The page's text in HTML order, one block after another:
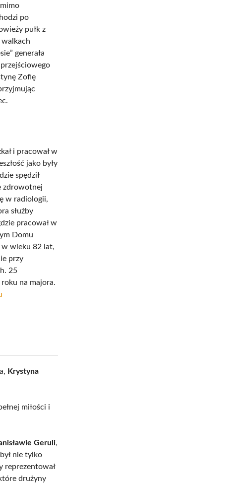
po
pułk z
walkach
generała
Zofię
i pracował w
jako były
spędził
zdrowotnej
w radiologii,
służby
pracował w
Domu
w wieku 82 lat,
przy
25
na majora.
Krystyna
miłości i
Geruli,
nie tylko
reprezentował
drużyny